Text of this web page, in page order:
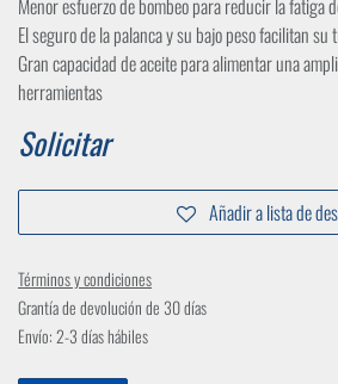
El seguro de la palanca y su bajo peso facilitan su
Gran capacidad de aceite para alimentar una
herramientas
Solicitar
Añadir a lista de
Términos y condiciones
Grantía de devolución de 30 días
Envío: 2-3 días hábiles